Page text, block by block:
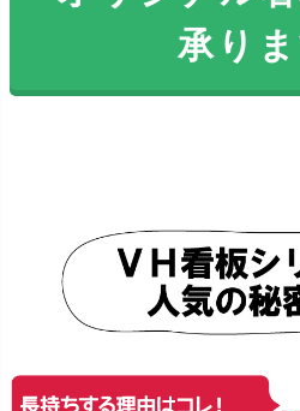
承りま